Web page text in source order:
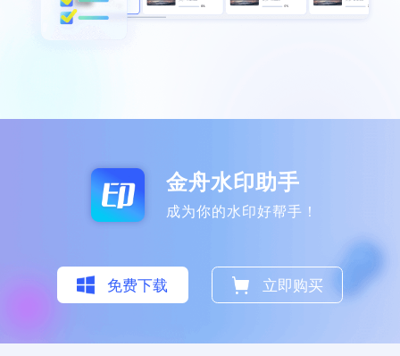
金舟水印助手
成为你的水印好帮手！
免费下载 立即购买
平时整理图片和视频素材时，水印是最大的
一直在找的软件，真的很好用，加水印去除
水印都能实现哦，太赞了！
浪里小白龙